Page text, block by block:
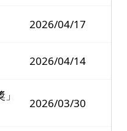
2026/04/17
2026/04/14
2026/03/30